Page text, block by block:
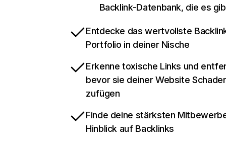
Backlink-Datenbank, die es
Entdecke das wertvollste
Portfolio in deiner Nische
Erkenne toxische Links und
bevor sie deiner Website
zufügen
Finde deine stärksten
Hinblick auf Backlinks